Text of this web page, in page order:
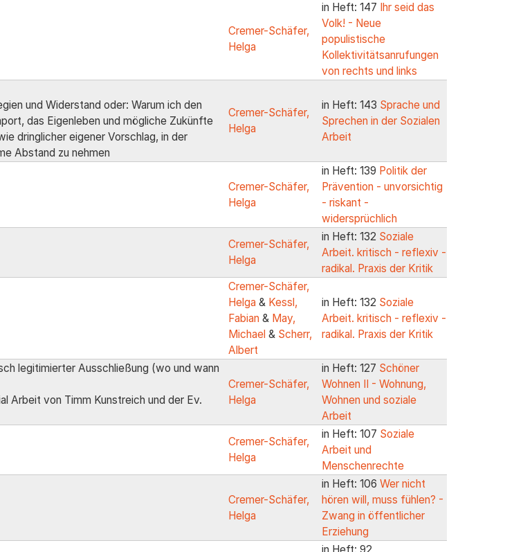
Cremer-Schäfer,
Helga
in Heft: 147 Ihr seid das
Volk! - Neue
populistische
Kollektivitätsanrufungen
von rechts und links
und Widerstand oder: Warum ich den
das Eigenleben und mögliche Zukünfte
dringlicher eigener Vorschlag, in der
Abstand zu nehmen
Cremer-Schäfer,
Helga
in Heft: 143 Sprache und
Sprechen in der Sozialen
Arbeit
Cremer-Schäfer,
Helga
in Heft: 139 Politik der
Prävention - unvorsichtig
- riskant -
widersprüchlich
Cremer-Schäfer,
Helga
in Heft: 132 Soziale
Arbeit. kritisch - reflexiv -
radikal. Praxis der Kritik
Cremer-Schäfer,
Helga & Kessl,
Fabian & May,
Michael & Scherr,
Albert
in Heft: 132 Soziale
Arbeit. kritisch - reflexiv -
radikal. Praxis der Kritik
legitimierter Ausschließung (wo und wann
Arbeit von Timm Kunstreich und der Ev.
Cremer-Schäfer,
Helga
in Heft: 127 Schöner
Wohnen II - Wohnung,
Wohnen und soziale
Arbeit
Cremer-Schäfer,
Helga
in Heft: 107 Soziale
Arbeit und
Menschenrechte
Cremer-Schäfer,
Helga
in Heft: 106 Wer nicht
hören will, muss fühlen? -
Zwang in öffentlicher
Erziehung